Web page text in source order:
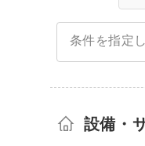
条件を指定
設備・